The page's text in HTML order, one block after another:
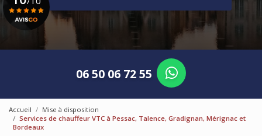
06 50 06 72 55
Accueil
Mise à disposition
Services de chauffeur VTC à Pessac, Talence, Gradignan, Mérignac et
Bordeaux